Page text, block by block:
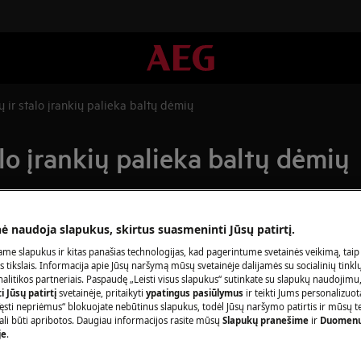
ir stalo įrankių palieka baltų dėmių
įrankių palieka baltų dėmių
dėmių;
Užsisakykite
Baigėsi prietaiso
pasirūpinti jo
įeina mokestis už
papildomų išlaidų!
naudoja slapukus, skirtus suasmeninti Jūsų patirtį.
slapukus ir kitas panašias technologijas, kad pagerintume svetainės veikimą,
tikslais. Informacija apie Jūsų naršymą mūsų svetainėje dalijamės su socialinių
partneriais. Paspaudę „Leisti visus slapukus“ sutinkate su slapukų
Jūsų patirtįsvetainėje, pritaikyti ypatingus pasiūlymus ir teikti Jums
nepriėmus“ blokuojate nebūtinus slapukus, todėl Jūsų naršymo patirtis ir mūsų
būti apribotos. Daugiau informacijos rasite mūsų Slapukų pranešime ir
.